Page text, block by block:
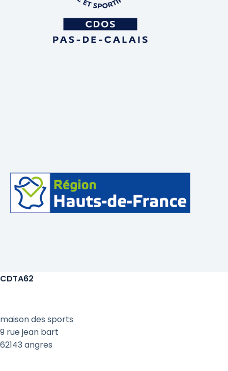
CDTA62
maison des sports
9 rue jean bart
62143 angres